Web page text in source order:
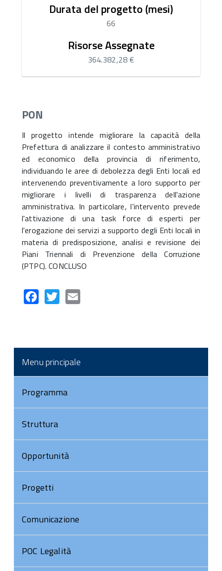
Durata del progetto (mesi)
66
Risorse Assegnate
364.382,28 €
PON
Il progetto intende migliorare la capacità della
Prefettura di analizzare il contesto amministrativo
ed economico della provincia di riferimento,
individuando le aree di debolezza degli Enti locali ed
intervenendo preventivamente a loro supporto per
migliorare i livelli di trasparenza dell'azione
amministrativa. In particolare, l'intervento prevede
l'attivazione di una task force di esperti per
l'erogazione dei servizi a supporto degli Enti locali in
materia di predisposizione, analisi e revisione dei
Piani Triennali di Prevenzione della Corruzione
(PTPC). CONCLUSO
FacebookTwitter
Menu principale
Programma
Struttura
Opportunità
Progetti
Comunicazione
POC Legalità